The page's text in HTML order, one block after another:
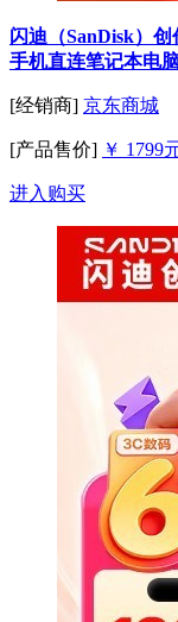
闪迪（SanDisk）
手机直连笔记本电
[经销商] 京东商城
[产品售价] ￥ 1799
进入购买